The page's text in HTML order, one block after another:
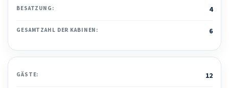
BESATZUNG: 4
GESAMTZAHL DER KABINEN: 6
GÄSTE: 12